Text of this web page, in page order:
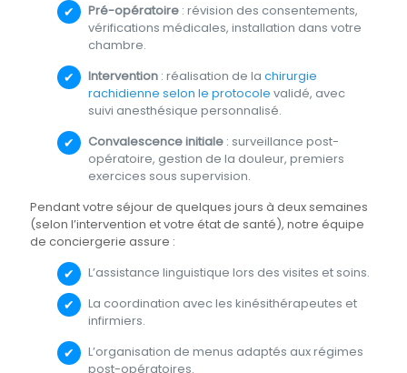
Pré-opératoire: révision des consentements,
vérifications médicales, installation dans votre
chambre.
Intervention: réalisation de la chirurgie
rachidienne selon le protocole validé, avec
suivi anesthésique personnalisé.
Convalescence initiale: surveillance post-
opératoire, gestion de la douleur, premiers
exercices sous supervision.
Pendant votre séjour de quelques jours à deux semaines
(selon l’intervention et votre état de santé), notre équipe
de conciergerie assure :
L’assistance linguistique lors des visites et soins.
La coordination avec les kinésithérapeutes et
infirmiers.
L’organisation de menus adaptés aux régimes
post-opératoires.